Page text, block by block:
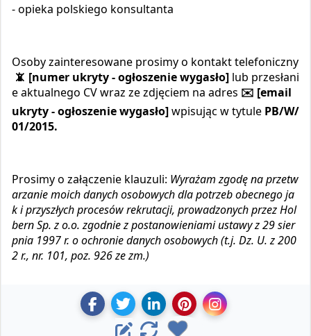
- opieka polskiego konsultanta
Osoby zainteresowane prosimy o kontakt telefoniczny
📵 [numer ukryty - ogłoszenie wygasło] lub przesłani
e aktualnego CV wraz ze zdjęciem na adres ✉️ [email
ukryty - ogłoszenie wygasło]wpisując w tytule PB/W/
01/2015.
Prosimy o załączenie klauzuli: Wyrażam zgodę na przetw
arzanie moich danych osobowych dla potrzeb obecnego ja
k i przyszłych procesów rekrutacji, prowadzonych przez Hol
bern Sp. z o.o. zgodnie z postanowieniami ustawy z 29 sier
pnia 1997 r. o ochronie danych osobowych (t.j. Dz. U. z 200
2 r., nr. 101, poz. 926 ze zm.)
U
U
d
D
o
Z
a
U
E O